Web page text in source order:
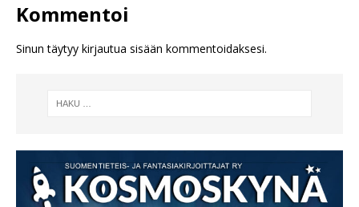
Kommentoi
Sinun täytyy kirjautua sisään kommentoidaksesi.